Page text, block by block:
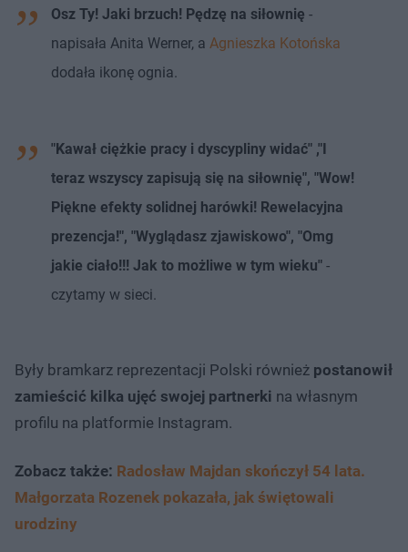
Osz Ty! Jaki brzuch! Pędzę na siłownię -
napisała Anita Werner, a Agnieszka Kotońska
dodała ikonę ognia.
"Kawał ciężkie pracy i dyscypliny widać" ,"I
teraz wszyscy zapisują się na siłownię", "Wow!
Piękne efekty solidnej harówki! Rewelacyjna
prezencja!", "Wyglądasz zjawiskowo", "Omg
jakie ciało!!! Jak to możliwe w tym wieku" -
czytamy w sieci.
Były bramkarz reprezentacji Polski również postanowił
zamieścić kilka ujęć swojej partnerki na własnym
profilu na platformie Instagram.
Zobacz także: Radosław Majdan skończył 54 lata.
Małgorzata Rozenek pokazała, jak świętowali
urodziny